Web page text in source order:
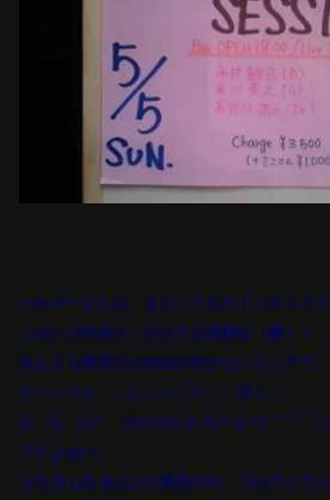
ハセガーさんは、またしてもカドッチョドラ
このハコ特有の、出入りも困難な（爆）！
あんまり腕周りの自由が利かないエリアで、
ヒッソリと……ヒッソリと……叩く……
Σ( ゜Д゜||;) ？ わけがなかろーもー(￣▽￣
ですよねー。
立ち見も出るほどの満員の中、 12分のドラ